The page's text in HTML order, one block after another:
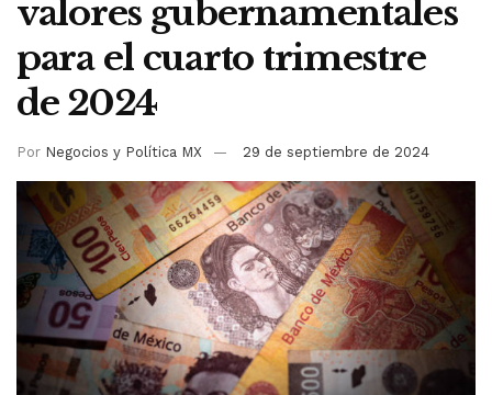
valores gubernamentales
para el cuarto trimestre
de 2024
Por Negocios y Política MX 29 de septiembre de 2024